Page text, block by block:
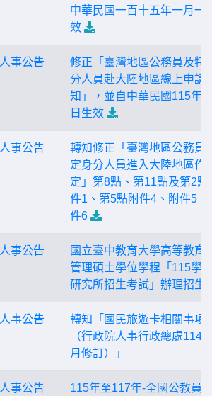
中華民國一百十五年一月一
效
人事公告
修正「臺灣地區公務員及特
分人員赴大陸地區線上申請
知」，並自中華民國115年1
日生效
人事公告
轉知修正「臺灣地區公務員
定身分人員進入大陸地區作
定」第8點、第11點及第2點
件1、第5點附件4、附件5、
件6
人事公告
國立臺中教育大學高等教育
管理碩士學位學程「115學
研究所招生考試」辦理招生
人事公告
轉知「國民旅遊卡相關事項
（行政院人事行政總處114
月修訂）」
人事公告 115年至117年-全國公教員